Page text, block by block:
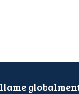
llame